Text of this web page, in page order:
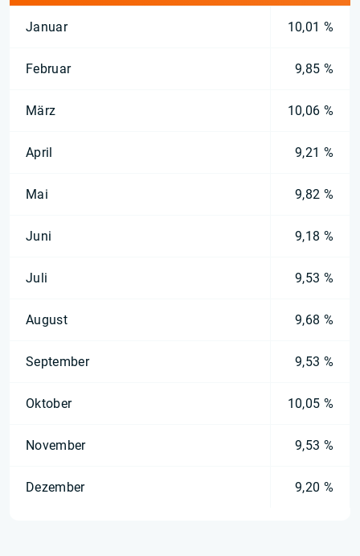
Januar 10,01 %
Februar 9,85 %
März 10,06 %
April 9,21 %
Mai 9,82 %
Juni 9,18 %
Juli 9,53 %
August 9,68 %
September 9,53 %
Oktober 10,05 %
November 9,53 %
Dezember 9,20 %